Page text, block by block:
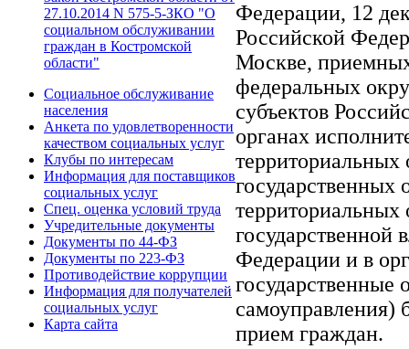
27.10.2014 N 575-5-ЗКО "О
социальном обслуживании
граждан в Костромской
области"
Социальное обслуживание
населения
Анкета по удовлетворенности
качеством социальных услуг
Клубы по интересам
Информация для поставщиков
социальных услуг
Спец. оценка условий труда
Учредительные документы
Документы по 44-ФЗ
Документы по 223-ФЗ
Противодействие коррупции
Информация для получателей
социальных услуг
Карта сайта
Федерации, 12
Российской
Москве,
федеральных
субъектов
органах
территориальных
государственных
территориальных
государственной
Федерации и в
государственные
самоуправления)
прием граждан.